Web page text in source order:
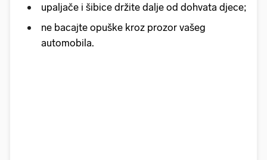
upaljače i šibice držite dalje od dohvata djece;
ne bacajte opuške kroz prozor vašeg
automobila.